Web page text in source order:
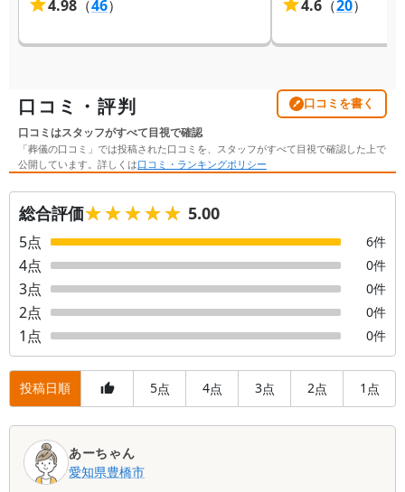
4.98 （46） 4.6 （20）
口コミ・評判 口コミを書く
口コミはスタッフがすべて目視で確認
「葬儀の口コミ」では投稿された口コミを、スタッフがすべて目視で確認した上で
公開しています。詳しくは口コミ・ランキングポリシー
総合評価★★★★★
★★★★★ 5.00
5点 6件
4点 0件
3点 0件
2点 0件
1 点 0件
投稿日順 5点 4点 3点 2点 1 点
口
あーちゃん
愛知県豊橋市